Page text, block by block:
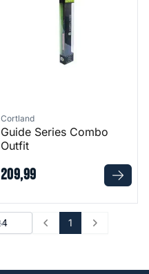
Cortland
Guide Series Combo
Outfit
209,99
Prev 1 Next